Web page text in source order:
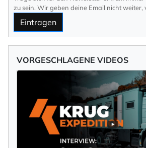
zu sein. Wir geben deine Email nicht weiter,
Eintragen
VORGESCHLAGENE VIDEOS